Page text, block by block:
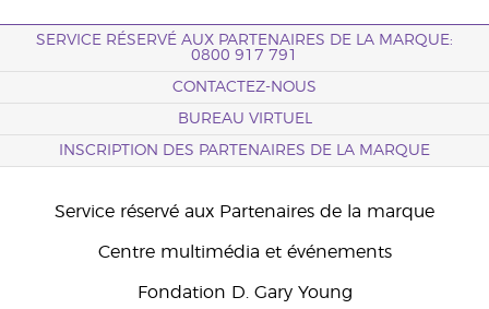
SERVICE RÉSERVÉ AUX PARTENAIRES DE LA MARQUE:
0800 917 791
CONTACTEZ-NOUS
BUREAU VIRTUEL
INSCRIPTION DES PARTENAIRES DE LA MARQUE
Service réservé aux Partenaires de la marque
Centre multimédia et événements
Fondation D. Gary Young